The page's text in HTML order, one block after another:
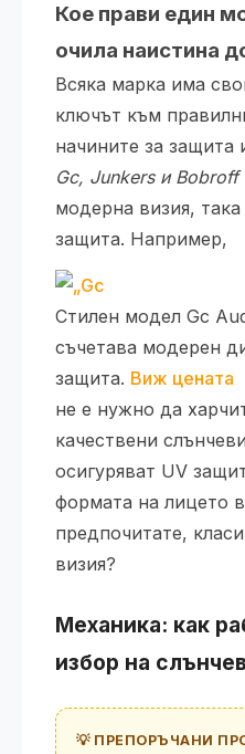
Кое прави един
очила наистина
Всяка марка има
ключът към
начините за защита
Gc, Junkers и Bobroff
модерна визия,
защита. Например,
Стилен модел Gc
съчетава модерен
защита. Виж цената
не е нужно да
качествени
осигуряват UV
формата на лицето
предпочитате,
визия?
Механика: как
избор на
💡 ПРЕПОРЪЧАНИ